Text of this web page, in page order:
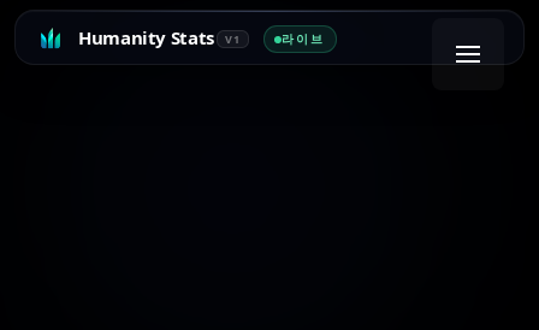
Humanity Stats V1 라이브